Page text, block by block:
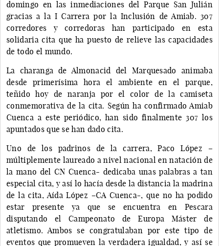
domingo en las inmediaciones del Parque San Julián
gracias a la I Carrera por la Inclusión de Amiab. 307
corredores y corredoras han participado en esta
solidaria cita que ha puesto de relieve las capacidades
de todo el mundo.
La charanga de Almonacid del Marquesado animaba
desde primerísima hora el ambiente en el parque,
teñido hoy de naranja por el color de la camiseta
conmemorativa de la cita. Según ha confirmado Amiab
Cuenca a este periódico, han sido finalmente 307 los
apuntados que se han dado cita.
Uno de los padrinos de la carrera, Paco López –
múltiplemente laureado a nivel nacional en natación de
la mano del CN Cuenca- dedicaba unas palabras a tan
especial cita, y así lo hacía desde la distancia la madrina
de la cita, Aída López –CA Cuenca-, que no ha podido
estar presente ya que se encuentra en Pescara
disputando el Campeonato de Europa Máster de
atletismo. Ambos se congratulaban por este tipo de
eventos que promueven la verdadera igualdad, y así se